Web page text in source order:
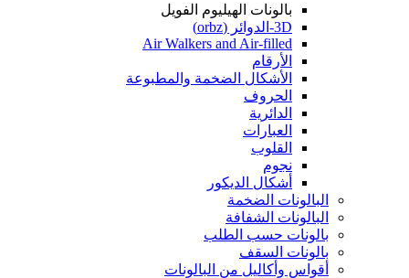
بالونات الهيليوم الفويل
3D-الدوائر (orbz)
Air Walkers and Air-filled
الأرقام
الأشكال الضخمة والمطبوعة
الحروف
الدائرية
العبارات
القلوب
نجوم
أشكال الديكور
البالونات الضخمة
البالونات الشفافة
بالونات حسب الطلب
بالونات السقف
أقواس وأكاليل من البالونات